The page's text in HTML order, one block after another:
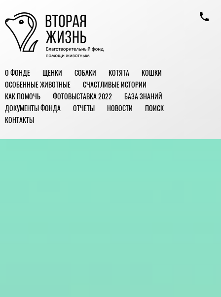
О ФОНДЕ ЩЕНКИ СОБАКИ КОТЯТА
КОШКИ
ОСОБЕННЫЕ ЖИВОТНЫЕ
СЧАСТЛИВЫЕ ИСТОРИИ
КАК ПОМОЧЬ
ФОТОВЫСТАВКА 2022
БАЗА ЗНАНИЙ
ДОКУМЕНТЫ ФОНДА
ОТЧЕТЫ НОВОСТИ
ПОИСК
КОНТАКТЫ